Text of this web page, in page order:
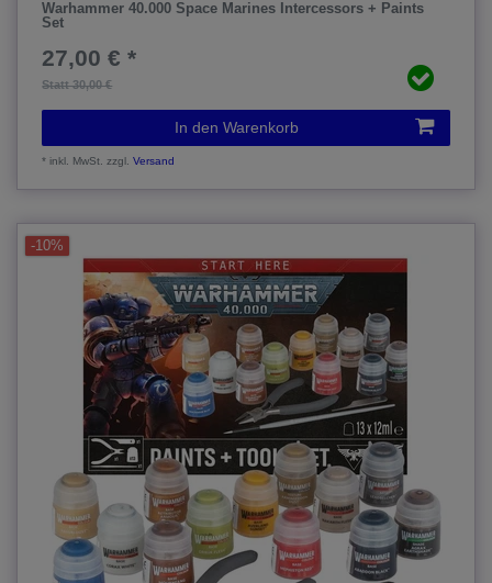
Warhammer 40.000 Space Marines Intercessors + Paints
Set
Statt 30,00 €
27,00 € *
In den Warenkorb
*inkl. MwSt. zzgl.Versand
-10%